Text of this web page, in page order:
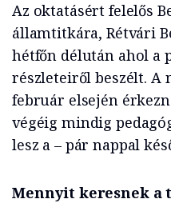
Az oktatásért felelős
államtitkára, Rétvári
hétfőn délután ahol a
részleteiről beszélt. A
február elsején
végéig mindig
lesz a – pár nappal
Mennyit keresnek a